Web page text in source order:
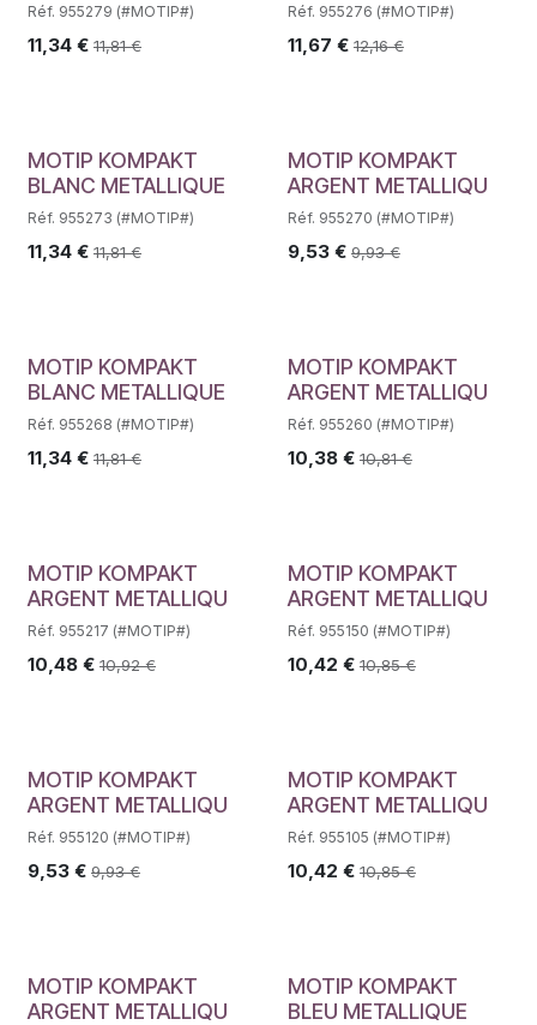
Réf. 955279 (#MOTIP#)
11,34 € 11,81€
Réf. 955276 (#MOTIP#)
11,67 € 12,16€
MOTIP KOMPAKT
BLANC METALLIQUE
Réf. 955273 (#MOTIP#)
11,34 € 11,81€
MOTIP KOMPAKT
ARGENT METALLIQU
Réf. 955270 (#MOTIP#)
9,53€ 9,93€
MOTIP KOMPAKT
BLANC METALLIQUE
Réf. 955268 (#MOTIP#)
11,34 € 11,81€
MOTIP KOMPAKT
ARGENT METALLIQU
Réf. 955260 (#MOTIP#)
10,38€ 10,81€
MOTIP KOMPAKT
ARGENT METALLIQU
Réf. 955217 (#MOTIP#)
10,48 € 10,92€
MOTIP KOMPAKT
ARGENT METALLIQU
Réf. 955150 (#MOTIP#)
10,42 € 10,85€
MOTIP KOMPAKT
ARGENT METALLIQU
Réf. 955120 (#MOTIP#)
9,53 € 9,93€
MOTIP KOMPAKT
ARGENT METALLIQU
Réf. 955105 (#MOTIP#)
10,42 € 10,85€
MOTIP KOMPAKT
ARGENT METALLIQU
MOTIP KOMPAKT
BLEU METALLIQUE